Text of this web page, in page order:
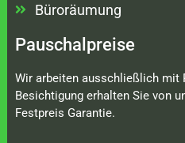
Büroräumung
Pauschalpreise
Wir arbeiten ausschließlich mit
Besichtigung erhalten Sie von
Festpreis Garantie.